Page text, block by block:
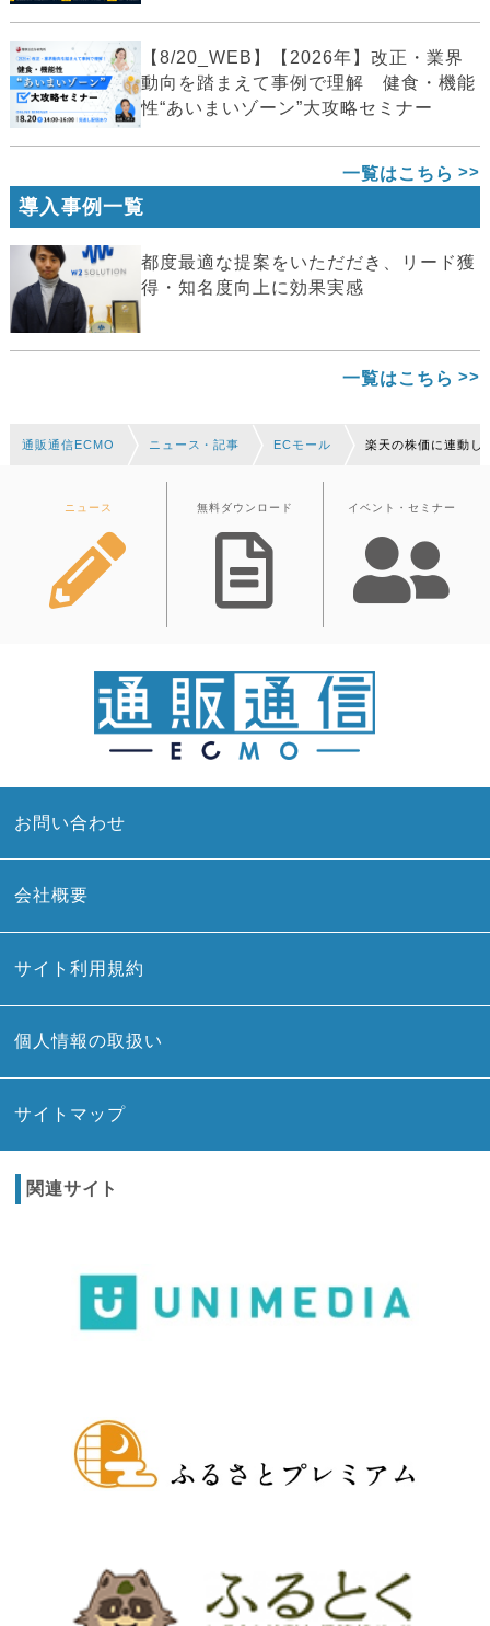
【8/20_WEB】【2026年】改正・業界
動向を踏まえて事例で理解 健食・機能
性“あいまいゾーン”大攻略セミナー
一覧はこちら
導入事例一覧
都度最適な提案をいただだき、リード獲
得・知名度向上に効果実感
一覧はこちら
通販通信ECMO ニュース・記事 ECモール 楽天の株価に連動し
ニュース 無料ダウンロード イベント・セミナー
お問い合わせ
会社概要
サイト利用規約
個人情報の取扱い
サイトマップ
関連サイト